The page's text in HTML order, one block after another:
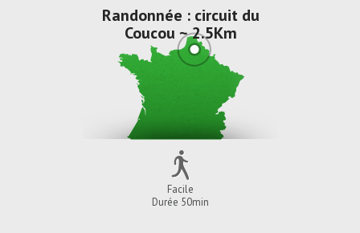
Randonnée : circuit du
Coucou ~ 2.5Km
Facile
Durée 50min